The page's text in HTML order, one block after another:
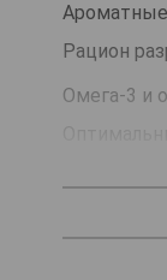
Рацион
Омега-3 и
Рацион
Grain free